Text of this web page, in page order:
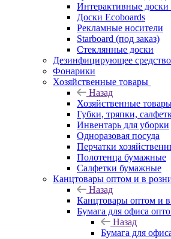
Интерактивные
Доски Ecoboards
Рекламные носители
Starboard (под заказ)
Стеклянные доски
Дезинфицирующее средство
Фонарики
Хозяйственные товары
Назад
Хозяйственные
Губки, тряпки,
Инвентарь для уборки
Одноразовая посуда
Перчатки
Полотенца бумажные
Салфетки бумажные
Канцтовары оптом и в
Назад
Канцтовары оптом и
Бумага для офиса
Назад
Бумага для